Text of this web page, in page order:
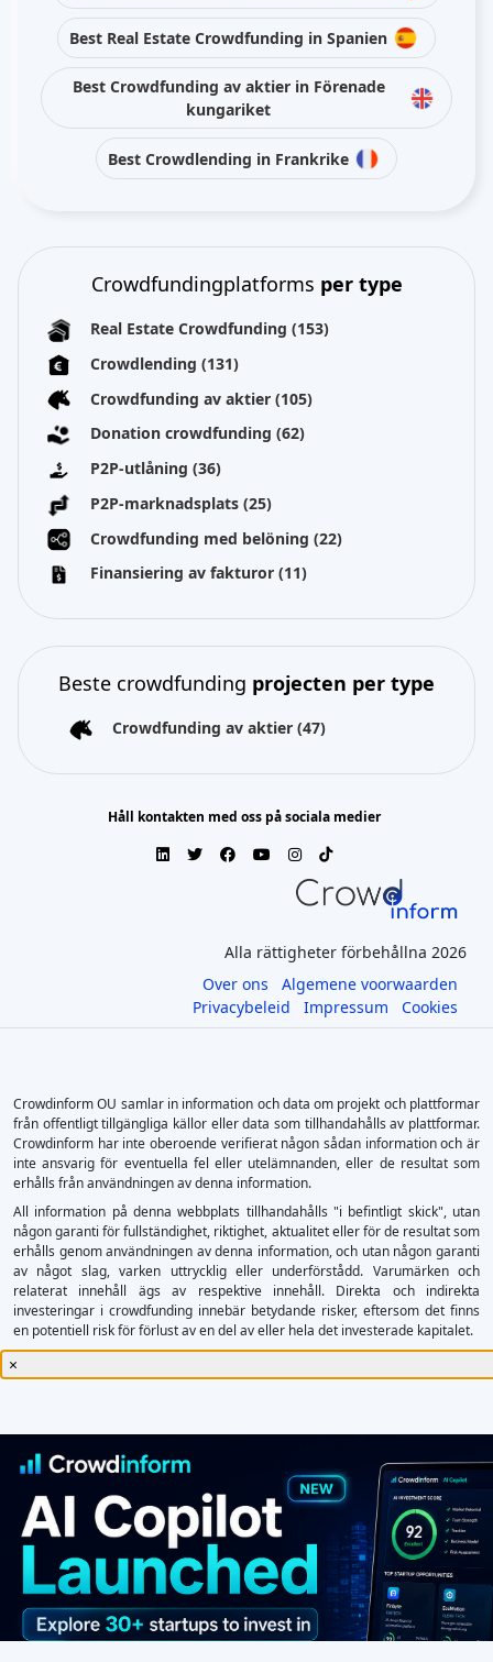
Best Real Estate Crowdfunding in Spanien
Best Crowdfunding av aktier in Förenade
kungariket
Best Crowdlending in Frankrike
Crowdfundingplatforms per type
Real Estate Crowdfunding (153)
Crowdlending (131)
Crowdfunding av aktier (105)
Donation crowdfunding (62)
P2P-utlåning (36)
P2P-marknadsplats (25)
Crowdfunding med belöning (22)
Finansiering av fakturor (11)
Beste crowdfunding projecten per type
Crowdfunding av aktier (47)
Håll kontakten med oss på sociala medier
Alla rättigheter förbehållna 2026
Over ons
Algemene voorwaarden
Privacybeleid
Impressum Cookies
Crowdinform OU samlar in information och data om projekt och plattformar
från offentligt tillgängliga källor eller data som tillhandahålls av plattformar.
Crowdinform har inte oberoende verifierat någon sådan information och är
inte ansvarig för eventuella fel eller utelämnanden, eller de resultat som
erhålls från användningen av denna information.
All information på denna webbplats tillhandahålls "i befintligt skick", utan
någon garanti för fullständighet, riktighet, aktualitet eller för de resultat som
erhålls genom användningen av denna information, och utan någon garanti
av något slag, varken uttrycklig eller underförstådd. Varumärken och
relaterat innehåll ägs av respektive innehåll. Direkta och indirekta
investeringar i crowdfunding innebär betydande risker, eftersom det finns
en potentiell risk för förlust av en del av eller hela det investerade kapitalet.
×